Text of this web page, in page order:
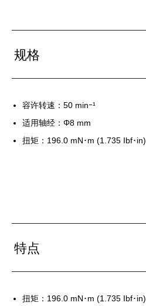
规格
容许转速：50 minｰ¹
适用轴经：Φ8 mm
扭矩：196.0 mN･m (1.735 Ibf･in)
特点
扭矩：196.0 mN･m (1.735 Ibf･in)